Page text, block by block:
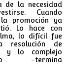
de la necesidad
Cuando
la promoción ya
Lo hace con
lo difícil fue
resolución de
y lo complejo
-termina